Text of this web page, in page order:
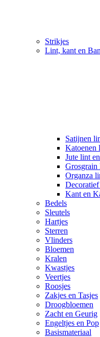
Strikjes
Lint, kant en
Satijnen
Katoenen
Jute lint
Grosgrain
Organza
Kant en
Bedels
Sleutels
Hartjes
Sterren
Vlinders
Bloemen
Kralen
Kwastjes
Veertjes
Roosjes
Zakjes en Tasjes
Droogbloemen
Zacht en Geurig
Engeltjes en Pop
Basismateriaal